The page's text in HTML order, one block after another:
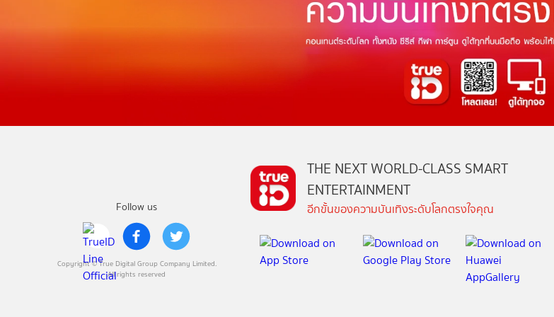
Follow us
Copyright © True Digital Group Company Limited.
All rights reserved
THE NEXT WORLD-CLASS SMART
ENTERTAINMENT
อีกขั้นของความบันเทิงระดับโลกตรงใจคุณ